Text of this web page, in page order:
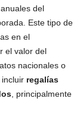
del
Este tipo de
en el
el valor del
nacionales o
regalías
, principalmente